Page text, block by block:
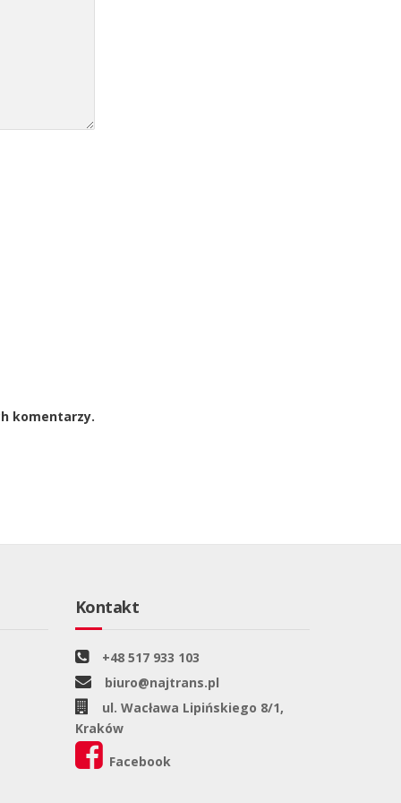
komentarzy.
Kontakt
+48 517 933 103
biuro@najtrans.pl
ul. Wacława Lipińskiego 8/1,
Kraków
Facebook